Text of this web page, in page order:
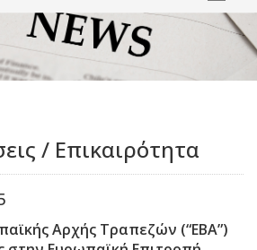
/ Επικαιρότητα
Αρχής Τραπεζών (“EBA”)